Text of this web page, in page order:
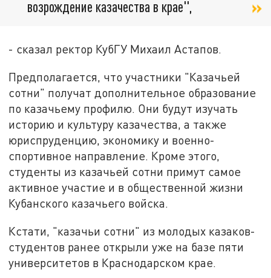
возрождение казачества в крае",
- сказал ректор КубГУ Михаил Астапов.
Предполагается, что участники "Казачьей
сотни" получат дополнительное образование
по казачьему профилю. Они будут изучать
историю и культуру казачества, а также
юриспруденцию, экономику и военно-
спортивное направление. Кроме этого,
студенты из казачьей сотни примут самое
активное участие и в общественной жизни
Кубанского казачьего войска.
Кстати, "казачьи сотни" из молодых казаков-
студентов ранее открыли уже на базе пяти
университетов в Краснодарском крае.